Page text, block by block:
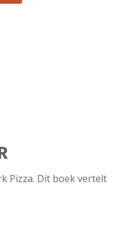
Pizza. Dit boek vertelt